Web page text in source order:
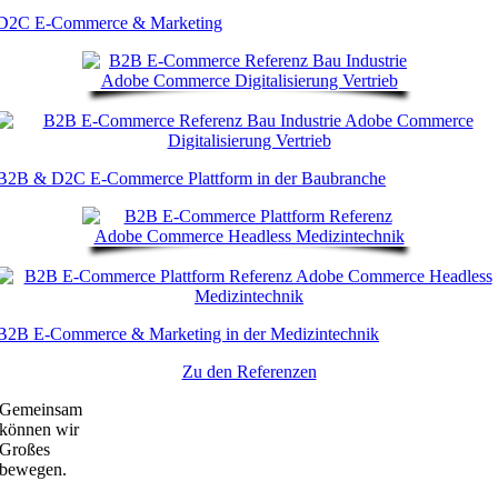
E-Commerce & Marketing
& D2C E-Commerce Plattform in der Baubranche
E-Commerce & Marketing in der Medizintechnik
Zu den Referenzen
Gemeinsam
können wir
Großes
bewegen.